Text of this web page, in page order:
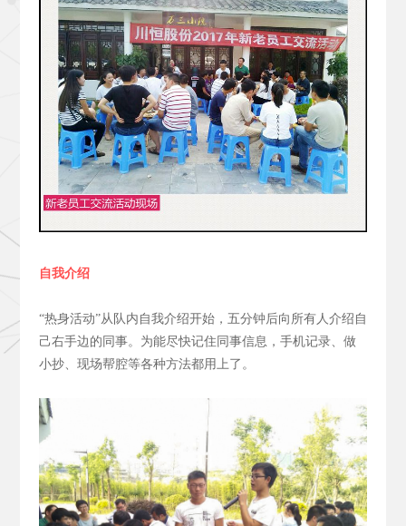
自我介绍
“热身活动”从队内自我介绍开始，五分钟后向所有人介绍自
己右手边的同事。为能尽快记住同事信息，手机记录、做
小抄、现场帮腔等各种方法都用上了。